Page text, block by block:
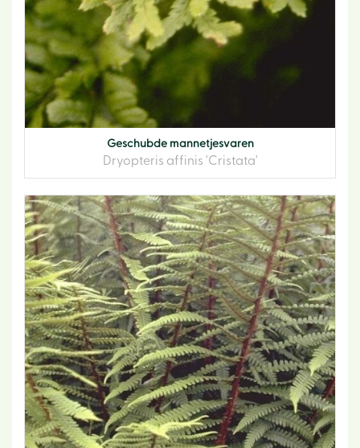
Geschubde mannetjesvaren
Dryopteris affinis 'Cristata'